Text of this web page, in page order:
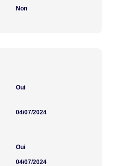
Non
Oui
04/07/2024
Oui
04/07/2024